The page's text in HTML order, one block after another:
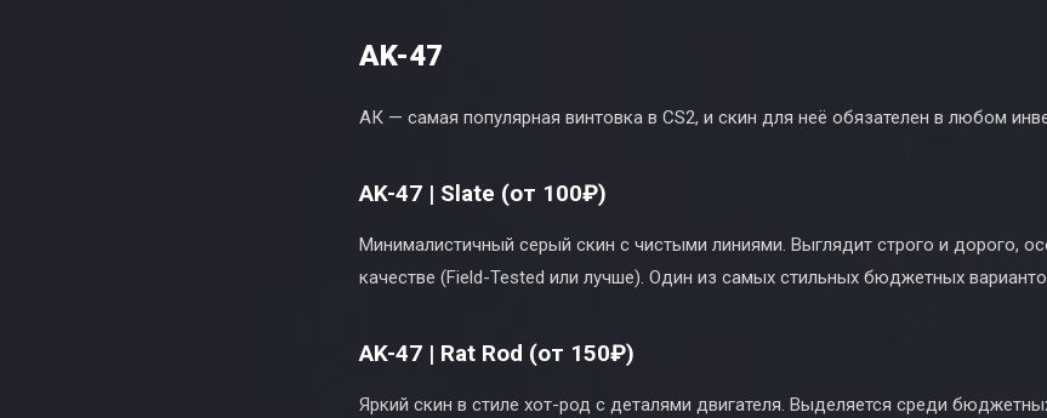
AK-47
АК — самая популярная винтовка в CS2, и скин для неё обязателен в любом
AK-47 | Slate (от 100₽)
Минималистичный серый скин с чистыми линиями. Выглядит строго и дорого,
качестве (Field-Tested или лучше). Один из самых стильных бюджетных
AK-47 | Rat Rod (от 150₽)
Яркий скин в стиле хот-род с деталями двигателя. Выделяется среди